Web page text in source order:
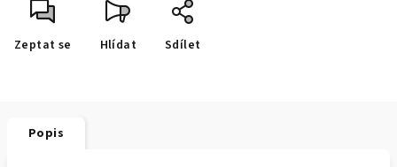
Zeptat se Hlídat Sdílet
Popis